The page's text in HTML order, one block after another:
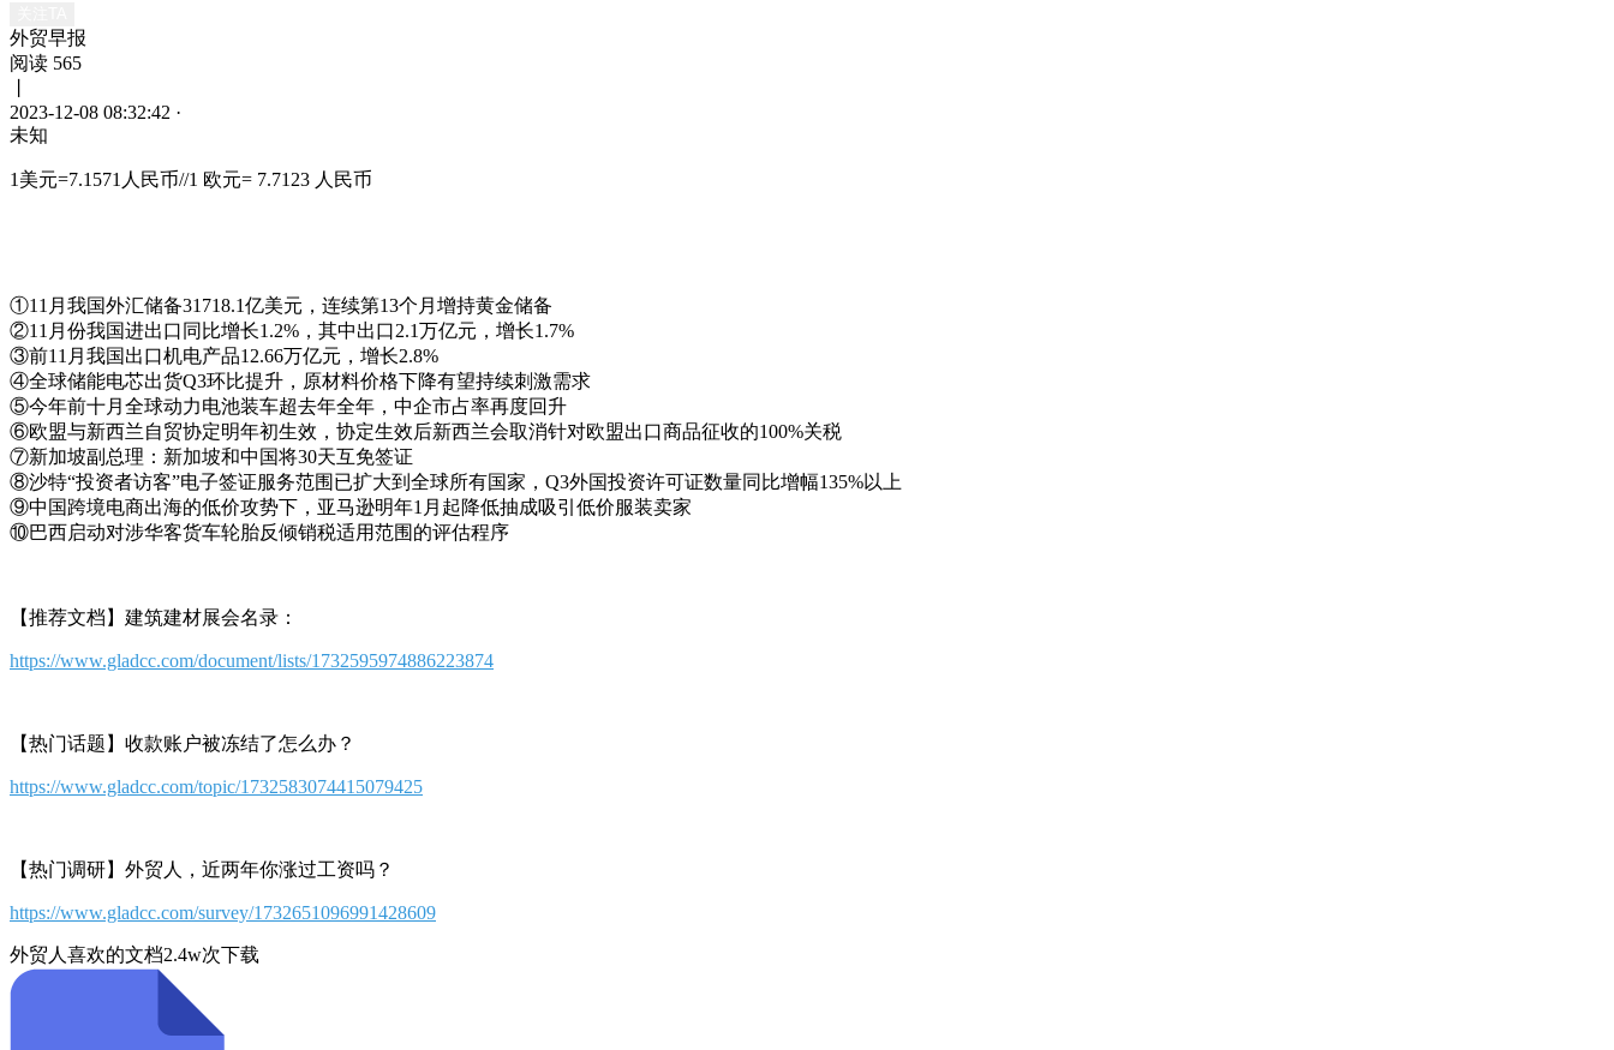
外贸早报
阅读 565
2023-12-08 08:32:42 ·
未知
1美元=7.1571人民币//1 欧元= 7.7123 人民币
①11月我国外汇储备31718.1亿美元，连续第13个月增持黄金储备
②11月份我国进出口同比增长1.2%，其中出口2.1万亿元，增长1.7%
③前11月我国出口机电产品12.66万亿元，增长2.8%
④全球储能电芯出货Q3环比提升，原材料价格下降有望持续刺激需求
⑤今年前十月全球动力电池装车超去年全年，中企市占率再度回升
⑥欧盟与新西兰自贸协定明年初生效，协定生效后新西兰会取消针对欧盟出口商品征收的100%关税
⑦新加坡副总理：新加坡和中国将30天互免签证
⑧沙特“投资者访客”电子签证服务范围已扩大到全球所有国家，Q3外国投资许可证数量同比增幅135%以上
⑨中国跨境电商出海的低价攻势下，亚马逊明年1月起降低抽成吸引低价服装卖家
⑩巴西启动对涉华客货车轮胎反倾销税适用范围的评估程序
【推荐文档】建筑建材展会名录：
https://www.gladcc.com/document/lists/1732595974886223874
【热门话题】收款账户被冻结了怎么办？
https://www.gladcc.com/topic/1732583074415079425
【热门调研】外贸人，近两年你涨过工资吗？
https://www.gladcc.com/survey/1732651096991428609
外贸人喜欢的文档2.4w次下载